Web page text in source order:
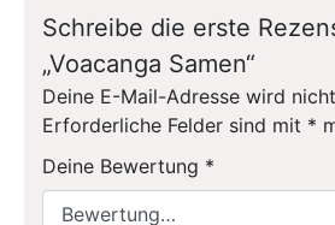
Schreibe die erste
„Voacanga Samen“
Deine E-Mail-Adresse wird
Erforderliche Felder sind mit *
Deine Bewertung *